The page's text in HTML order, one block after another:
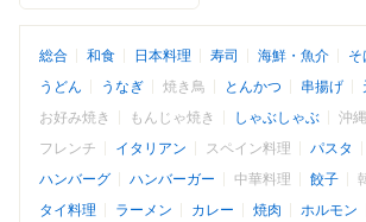
総合 和食 日本料理 寿司 海鮮・魚介
そ
うどん
うなぎ 焼き鳥 とんかつ 串揚げ
お好み焼き
もんじゃ焼き しゃぶしゃぶ 沖
フレンチ
イタリアン スペイン料理 パスタ
ハンバーグ
ハンバーガー 中華料理 餃子
タイ料理
ラーメン カレー 焼肉 ホルモン